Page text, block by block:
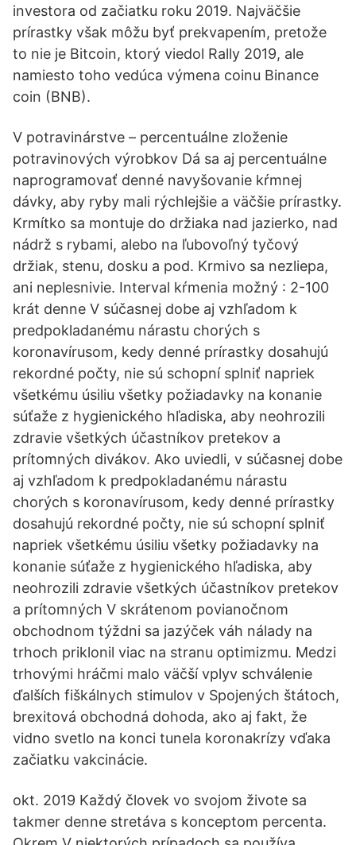
investora od začiatku roku 2019. Najväčšie
prírastky však môžu byť prekvapením, pretože
to nie je Bitcoin, ktorý viedol Rally 2019, ale
namiesto toho vedúca výmena coinu Binance
coin (BNB).
V potravinárstve – percentuálne zloženie
potravinových výrobkov Dá sa aj percentuálne
naprogramovať denné navyšovanie kŕmnej
dávky, aby ryby mali rýchlejšie a väčšie prírastky.
Krmítko sa montuje do držiaka nad jazierko, nad
nádrž s rybami, alebo na ľubovoľný tyčový
držiak, stenu, dosku a pod. Krmivo sa nezliepa,
ani neplesnivie. Interval kŕmenia možný : 2-100
krát denne V súčasnej dobe aj vzhľadom k
predpokladanému nárastu chorých s
koronavírusom, kedy denné prírastky dosahujú
rekordné počty, nie sú schopní splniť napriek
všetkému úsiliu všetky požiadavky na konanie
súťaže z hygienického hľadiska, aby neohrozili
zdravie všetkých účastníkov pretekov a
prítomných divákov. Ako uviedli, v súčasnej dobe
aj vzhľadom k predpokladanému nárastu
chorých s koronavírusom, kedy denné prírastky
dosahujú rekordné počty, nie sú schopní splniť
napriek všetkému úsiliu všetky požiadavky na
konanie súťaže z hygienického hľadiska, aby
neohrozili zdravie všetkých účastníkov pretekov
a prítomných V skrátenom povianočnom
obchodnom týždni sa jazýček váh nálady na
trhoch priklonil viac na stranu optimizmu. Medzi
trhovými hráčmi malo väčší vplyv schválenie
ďalších fiškálnych stimulov v Spojených štátoch,
brexitová obchodná dohoda, ako aj fakt, že
vidno svetlo na konci tunela koronakrízy vďaka
začiatku vakcinácie.
okt. 2019 Každý človek vo svojom živote sa
takmer denne stretáva s konceptom percenta.